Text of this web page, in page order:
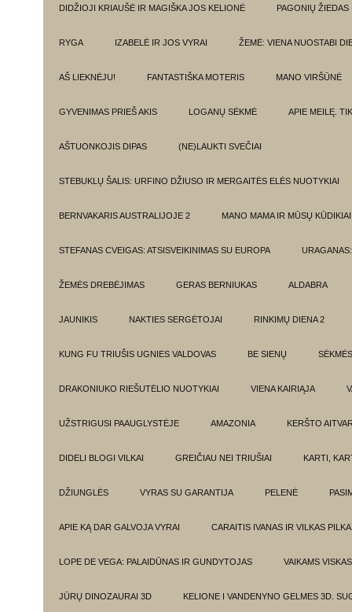
DIDŽIOJI KRIAUŠĖ IR MAGIŠKA JOS KELIONĖ PAGONIŲ ŽIEDAS
RYGA IZABELĖ IR JOS VYRAI ŽEMĖ: VIENA NUOSTABI
AŠ LIEKNĖJU! FANTASTIŠKA MOTERIS MANO VIRŠŪNĖ
GYVENIMAS PRIEŠ AKIS LOGANŲ SĖKMĖ APIE MEILĘ.
AŠTUONKOJIS DIPAS (NE)LAUKTI SVEČIAI
STEBUKLŲ ŠALIS: URFINO DŽIUSO IR MERGAITĖS ELĖS NUOTYKIAI
BERNVAKARIS AUSTRALIJOJE 2 MANO MAMA IR MŪSŲ KŪDIKIAI
STEFANAS CVEIGAS: ATSISVEIKINIMAS SU EUROPA
ŽEMĖS DREBĖJIMAS GERAS BERNIUKAS ALDABRA
JAUNIKIS NAKTIES SERGĖTOJAI RINKIMŲ DIENA 2
KUNG FU TRIUŠIS UGNIES VALDOVAS BE SIENŲ
DRAKONIUKO RIEŠUTĖLIO NUOTYKIAI VIENA KAIRIĄJA
UŽSTRIGUSI PAAUGLYSTĖJE AMAZONIA KERŠTO
DIDELI BLOGI VILKAI GREIČIAU NEI TRIUŠIAI KARTI,
DŽIUNGLĖS VYRAS SU GARANTIJA PELENĖ
APIE KĄ DAR GALVOJA VYRAI CARAITIS IVANAS IR VILKAS
LOPE DE VEGA: PALAIDŪNAS IR GUNDYTOJAS VAIKAMS
JŪRŲ DINOZAURAI 3D KELIONE I VANDENYNO GELMES 3D.